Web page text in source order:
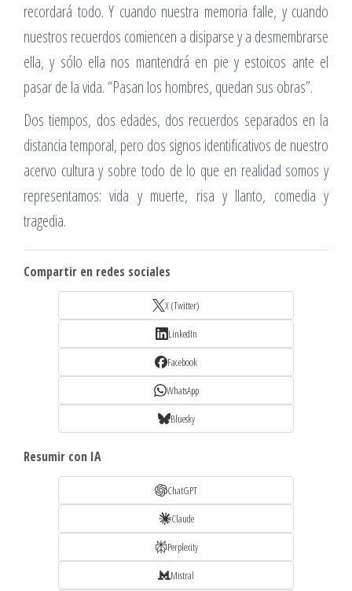
recordará todo. Y cuando nuestra memoria falle, y cuando
nuestros recuerdos comiencen a disiparse y a desmembrarse
ella, y sólo ella nos mantendrá en pie y estoicos ante el
pasar de la vida. “Pasan los hombres, quedan sus obras”.
Dos tiempos, dos edades, dos recuerdos separados en la
distancia temporal, pero dos signos identificativos de nuestro
acervo cultura y sobre todo de lo que en realidad somos y
representamos: vida y muerte, risa y llanto, comedia y
tragedia.
Compartir en redes sociales
X (Twitter)
LinkedIn
Facebook
WhatsApp
Bluesky
Resumir con IA
ChatGPT
Claude
Perplexity
Mistral